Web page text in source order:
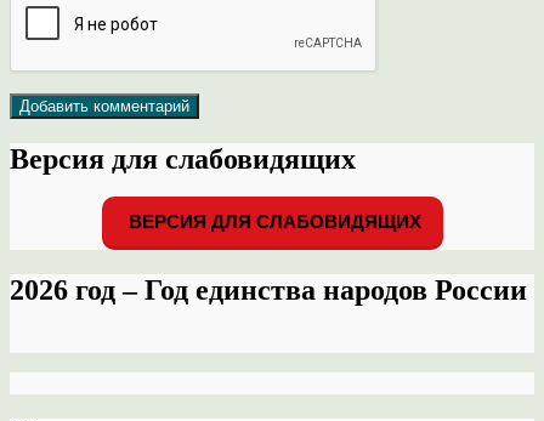
Версия для слабовидящих
ВЕРСИЯ ДЛЯ СЛАБОВИДЯЩИХ
2026 год – Год единства народов России